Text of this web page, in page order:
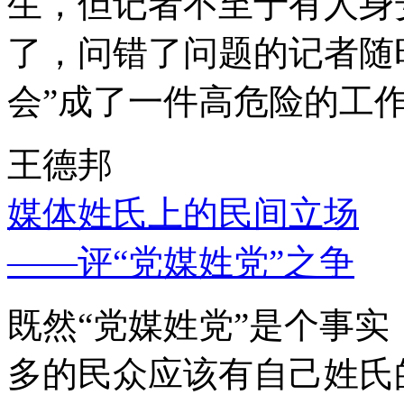
了，问错了问题的记者
会”成了一件高危险的工
王德邦
媒体姓氏上的民间立场
——评“党媒姓党”之争
既然“党媒姓党”是个事
多的民众应该有自己姓